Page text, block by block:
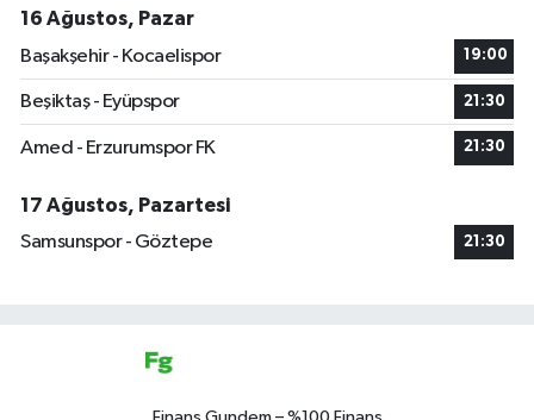
16 Ağustos, Pazar
Başakşehir - Kocaelispor
19:00
Beşiktaş - Eyüpspor 21:30
Amed - Erzurumspor FK 21:30
17 Ağustos, Pazartesi
Samsunspor - Göztepe
21:30